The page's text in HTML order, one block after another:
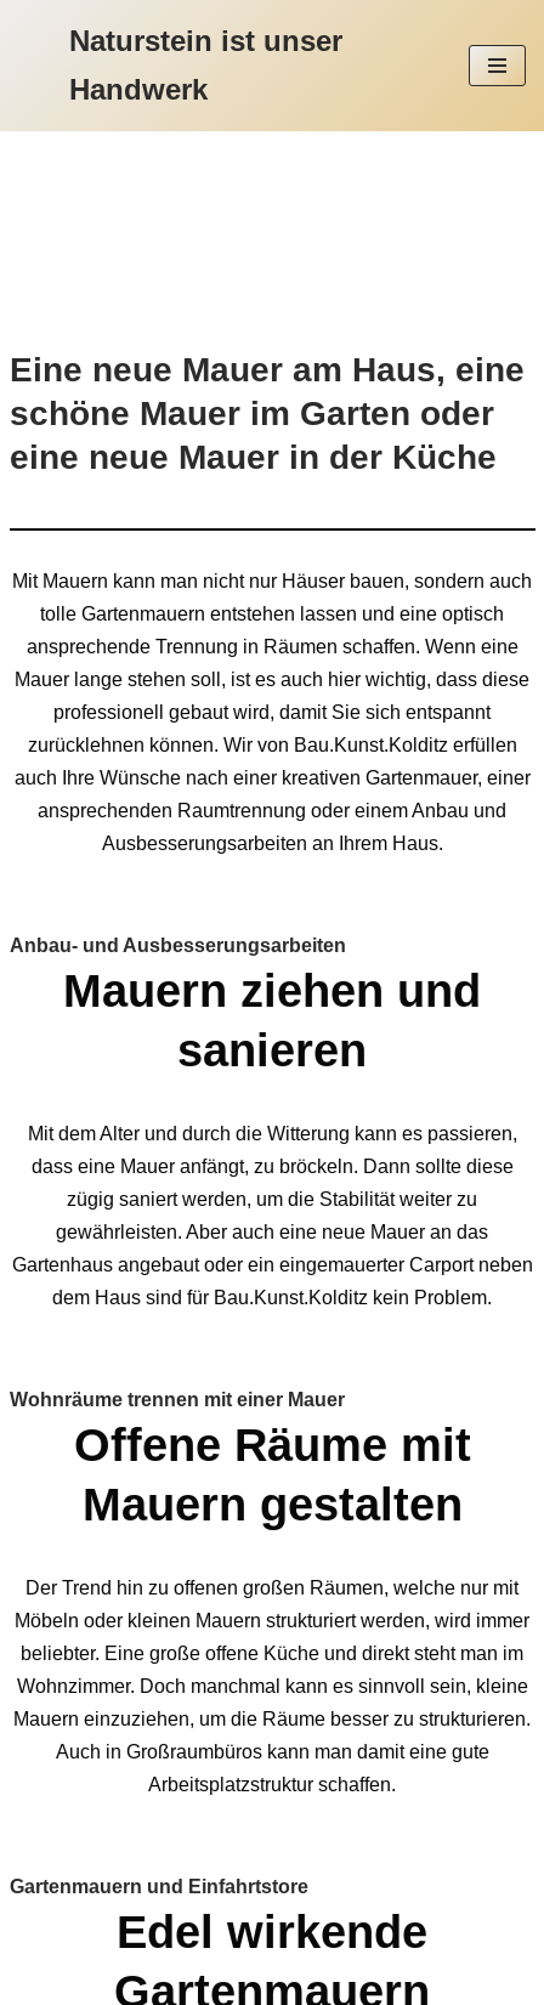
springen
Naturstein ist unser
Handwerk
Eine neue Mauer am Haus, eine
schöne Mauer im Garten oder
eine neue Mauer in der Küche
Mit Mauern kann man nicht nur Häuser bauen, sondern auch
tolle Gartenmauern entstehen lassen und eine optisch
ansprechende Trennung in Räumen schaffen. Wenn eine
Mauer lange stehen soll, ist es auch hier wichtig, dass diese
professionell gebaut wird, damit Sie sich entspannt
zurücklehnen können. Wir von Bau.Kunst.Kolditz erfüllen
auch Ihre Wünsche nach einer kreativen Gartenmauer, einer
ansprechenden Raumtrennung oder einem Anbau und
Ausbesserungsarbeiten an Ihrem Haus.
Anbau- und Ausbesserungsarbeiten
Mauern ziehen und
sanieren
Mit dem Alter und durch die Witterung kann es passieren,
dass eine Mauer anfängt, zu bröckeln. Dann sollte diese
zügig saniert werden, um die Stabilität weiter zu
gewährleisten. Aber auch eine neue Mauer an das
Gartenhaus angebaut oder ein eingemauerter Carport neben
dem Haus sind für Bau.Kunst.Kolditz kein Problem.
Wohnräume trennen mit einer Mauer
Offene Räume mit
Mauern gestalten
Der Trend hin zu offenen großen Räumen, welche nur mit
Möbeln oder kleinen Mauern strukturiert werden, wird immer
beliebter. Eine große offene Küche und direkt steht man im
Wohnzimmer. Doch manchmal kann es sinnvoll sein, kleine
Mauern einzuziehen, um die Räume besser zu strukturieren.
Auch in Großraumbüros kann man damit eine gute
Arbeitsplatzstruktur schaffen.
Gartenmauern und Einfahrtstore
Edel wirkende
Gartenmauern